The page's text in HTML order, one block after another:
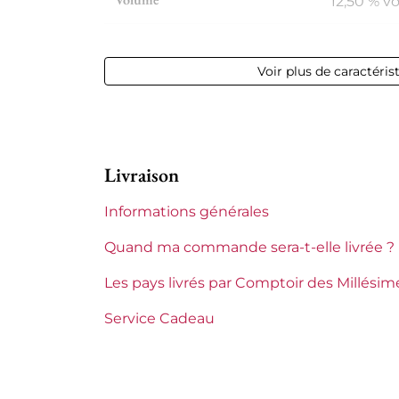
Niveau Parfait
Région
Maturité
Voir plus de
Livraison
Informations générales
Quand ma commande sera-t-elle livrée ?
Les pays livrés par Comptoir des
Service Cadeau